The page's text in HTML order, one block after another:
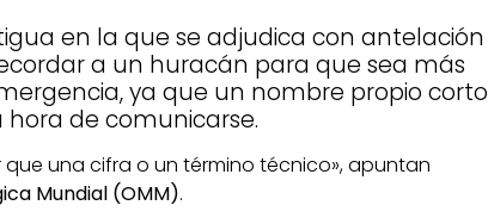
en la que se adjudica con antelación
a un huracán para que sea más
ya que un nombre propio corto
hora de comunicarse.
que una cifra o un término técnico», apuntan
Mundial (OMM).